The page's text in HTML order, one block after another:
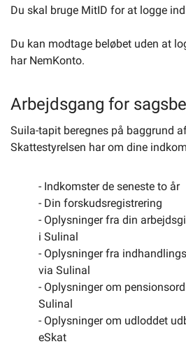
Du skal bruge MitID for at logge
Du kan modtage beløbet uden at
har NemKonto.
Arbejdsgang for
Suila-tapit beregnes på baggrund
Skattestyrelsen har om dine
- Indkomster de seneste to år
- Din forskudsregistrering
- Oplysninger fra din
i Sulinal
- Oplysninger fra
via Sulinal
- Oplysninger om
Sulinal
- Oplysninger om udloddet
eSkat